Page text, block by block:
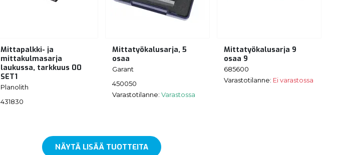
Mittapalkki- ja
mittakulmasarja
laukussa, tarkkuus 00
SET1
Planolith
431830
Mittatyökalusarja, 5
osaa
Garant
450050
Varastotilanne: Varastossa
Mittatyökalusarja 9
osaa 9
685600
Varastotilanne: Ei varastossa
NÄYTÄ LISÄÄ TUOTTEITA